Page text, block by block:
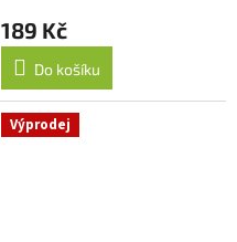
189 Kč
Do košíku
Výprodej